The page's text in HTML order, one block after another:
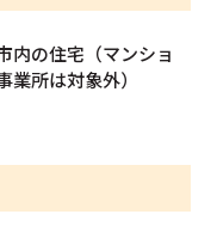
内の住宅（マンショ
所は対象外）